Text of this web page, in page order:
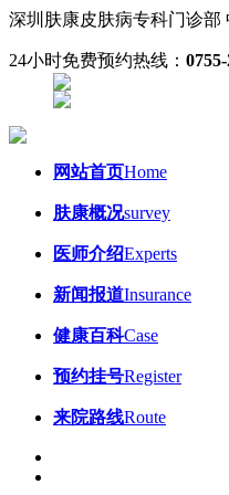
深圳肤康皮肤病专科门诊部
24小时免费预约热线：
网站首页Home
肤康概况survey
医师介绍Experts
新闻报道Insurance
健康百科Case
预约挂号Register
来院路线Route